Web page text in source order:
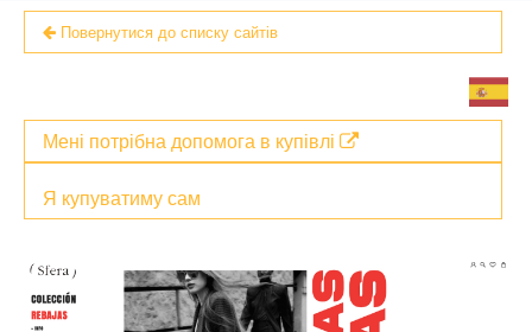
Повернутися до списку сайтів
Я купуватиму сам
Мені потрібна допомога в купівлі